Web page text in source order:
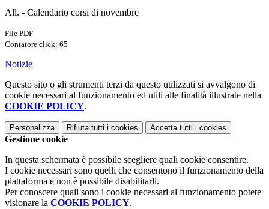
All. - Calendario corsi di novembre
File PDF
Contatore click: 65
Notizie
Questo sito o gli strumenti terzi da questo utilizzati si avvalgono di
cookie necessari al funzionamento ed utili alle finalità illustrate nella
COOKIE POLICY.
Personalizza Rifiuta tutti i cookies Accetta tutti i cookies
Gestione cookie
In questa schermata è possibile scegliere quali cookie consentire.
I cookie necessari sono quelli che consentono il funzionamento della
piattaforma e non è possibile disabilitarli.
Per conoscere quali sono i cookie necessari al funzionamento potete
visionare la COOKIE POLICY.